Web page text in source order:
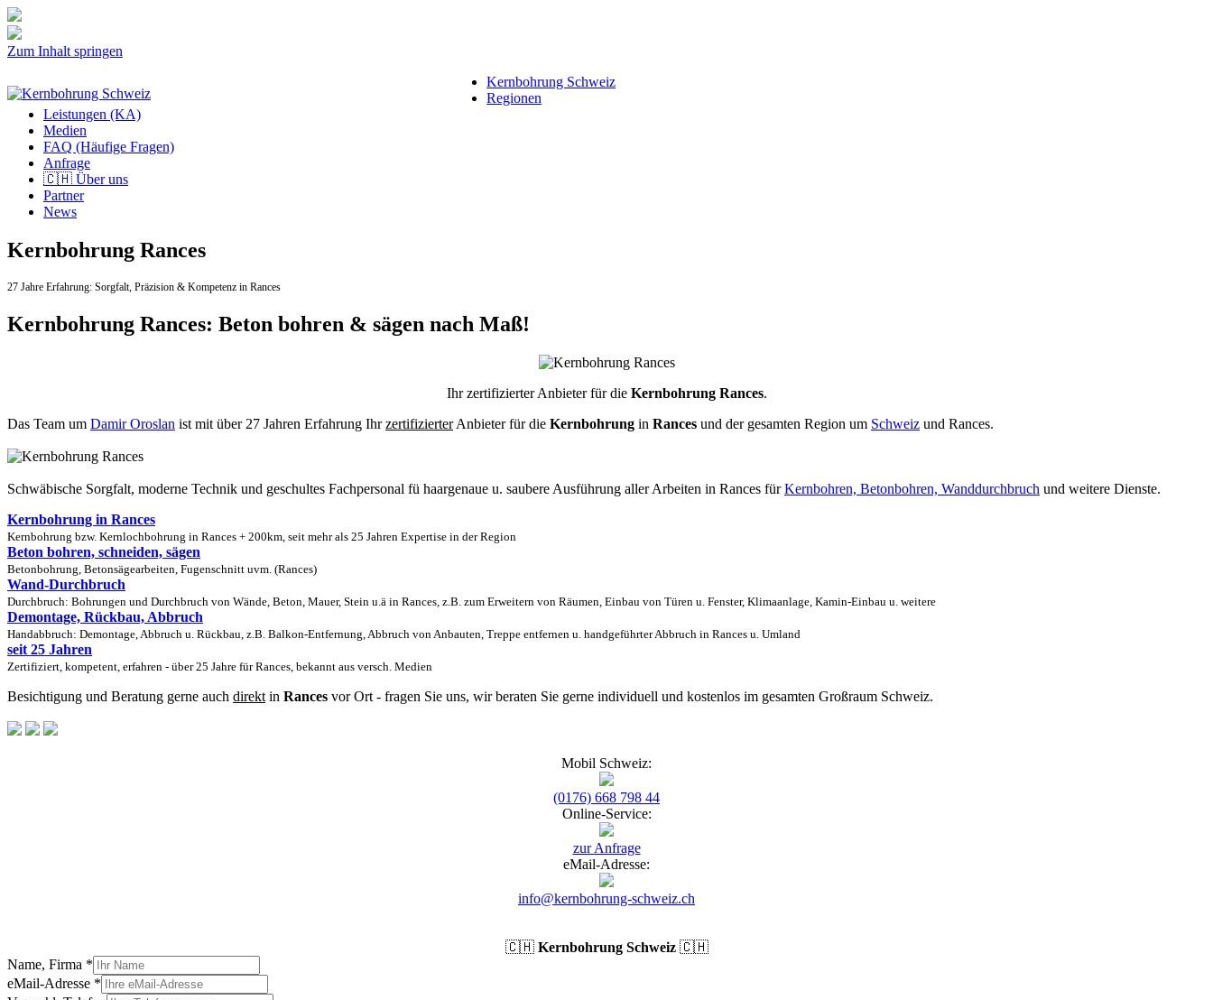
Zum Inhalt springen
Kernbohrung Schweiz
Regionen
Leistungen (KA)
Medien
FAQ (Häufige Fragen)
Anfrage
🇨🇭 Über uns
Partner
News
Kernbohrung Rances
27 Jahre Erfahrung: Sorgfalt, Präzision & Kompetenz in Rances
Kernbohrung Rances: Beton bohren & sägen nach Maß!
Ihr zertifizierter Anbieter für die Kernbohrung Rances.
Das Team um Damir Oroslan ist mit über 27 Jahren Erfahrung IhrzertifizierterAnbieter für die Kernbohrung in Rances und der gesamten Region um Schweiz und Rances.
Schwäbische Sorgfalt, moderne Technik und geschultes Fachpersonal fü haargenaue u. saubere Ausführung aller Arbeiten in Rances fürKernbohren, Betonbohren, Wanddurchbruch und weitere Dienste.
Kernbohrung in Rances
Kernbohrung bzw. Kernlochbohrung in Rances + 200km, seit mehr als 25 Jahren Expertise in der Region
Beton bohren, schneiden, sägen
Betonbohrung, Betonsägearbeiten, Fugenschnitt uvm. (Rances)
Wand-Durchbruch
Durchbruch: Bohrungen und Durchbruch von Wände, Beton, Mauer, Stein u.ä in Rances, z.B. zum Erweitern von Räumen, Einbau von Türen u. Fenster, Klimaanlage, Kamin-Einbau u. weitere
Demontage, Rückbau, Abbruch
Handabbruch: Demontage, Abbruch u. Rückbau, z.B. Balkon-Entfernung, Abbruch von Anbauten, Treppe entfernen u. handgeführter Abbruch in Rances u. Umland
seit 25 Jahren
Zertifiziert, kompetent, erfahren - über 25 Jahre für Rances, bekannt aus versch. Medien
Besichtigung und Beratung gerne auch direkt in Rances vor Ort - fragen Sie uns, wir beraten Sie gerne individuell und kostenlos im gesamten Großraum Schweiz.
Mobil Schweiz:
(0176) 668 798 44
Online-Service:
zur Anfrage
eMail-Adresse:
info@kernbohrung-schweiz.ch
🇨🇭 Kernbohrung Schweiz🇨🇭
Name, Firma *
eMail-Adresse *